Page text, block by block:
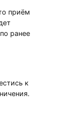
приём
ранее
к